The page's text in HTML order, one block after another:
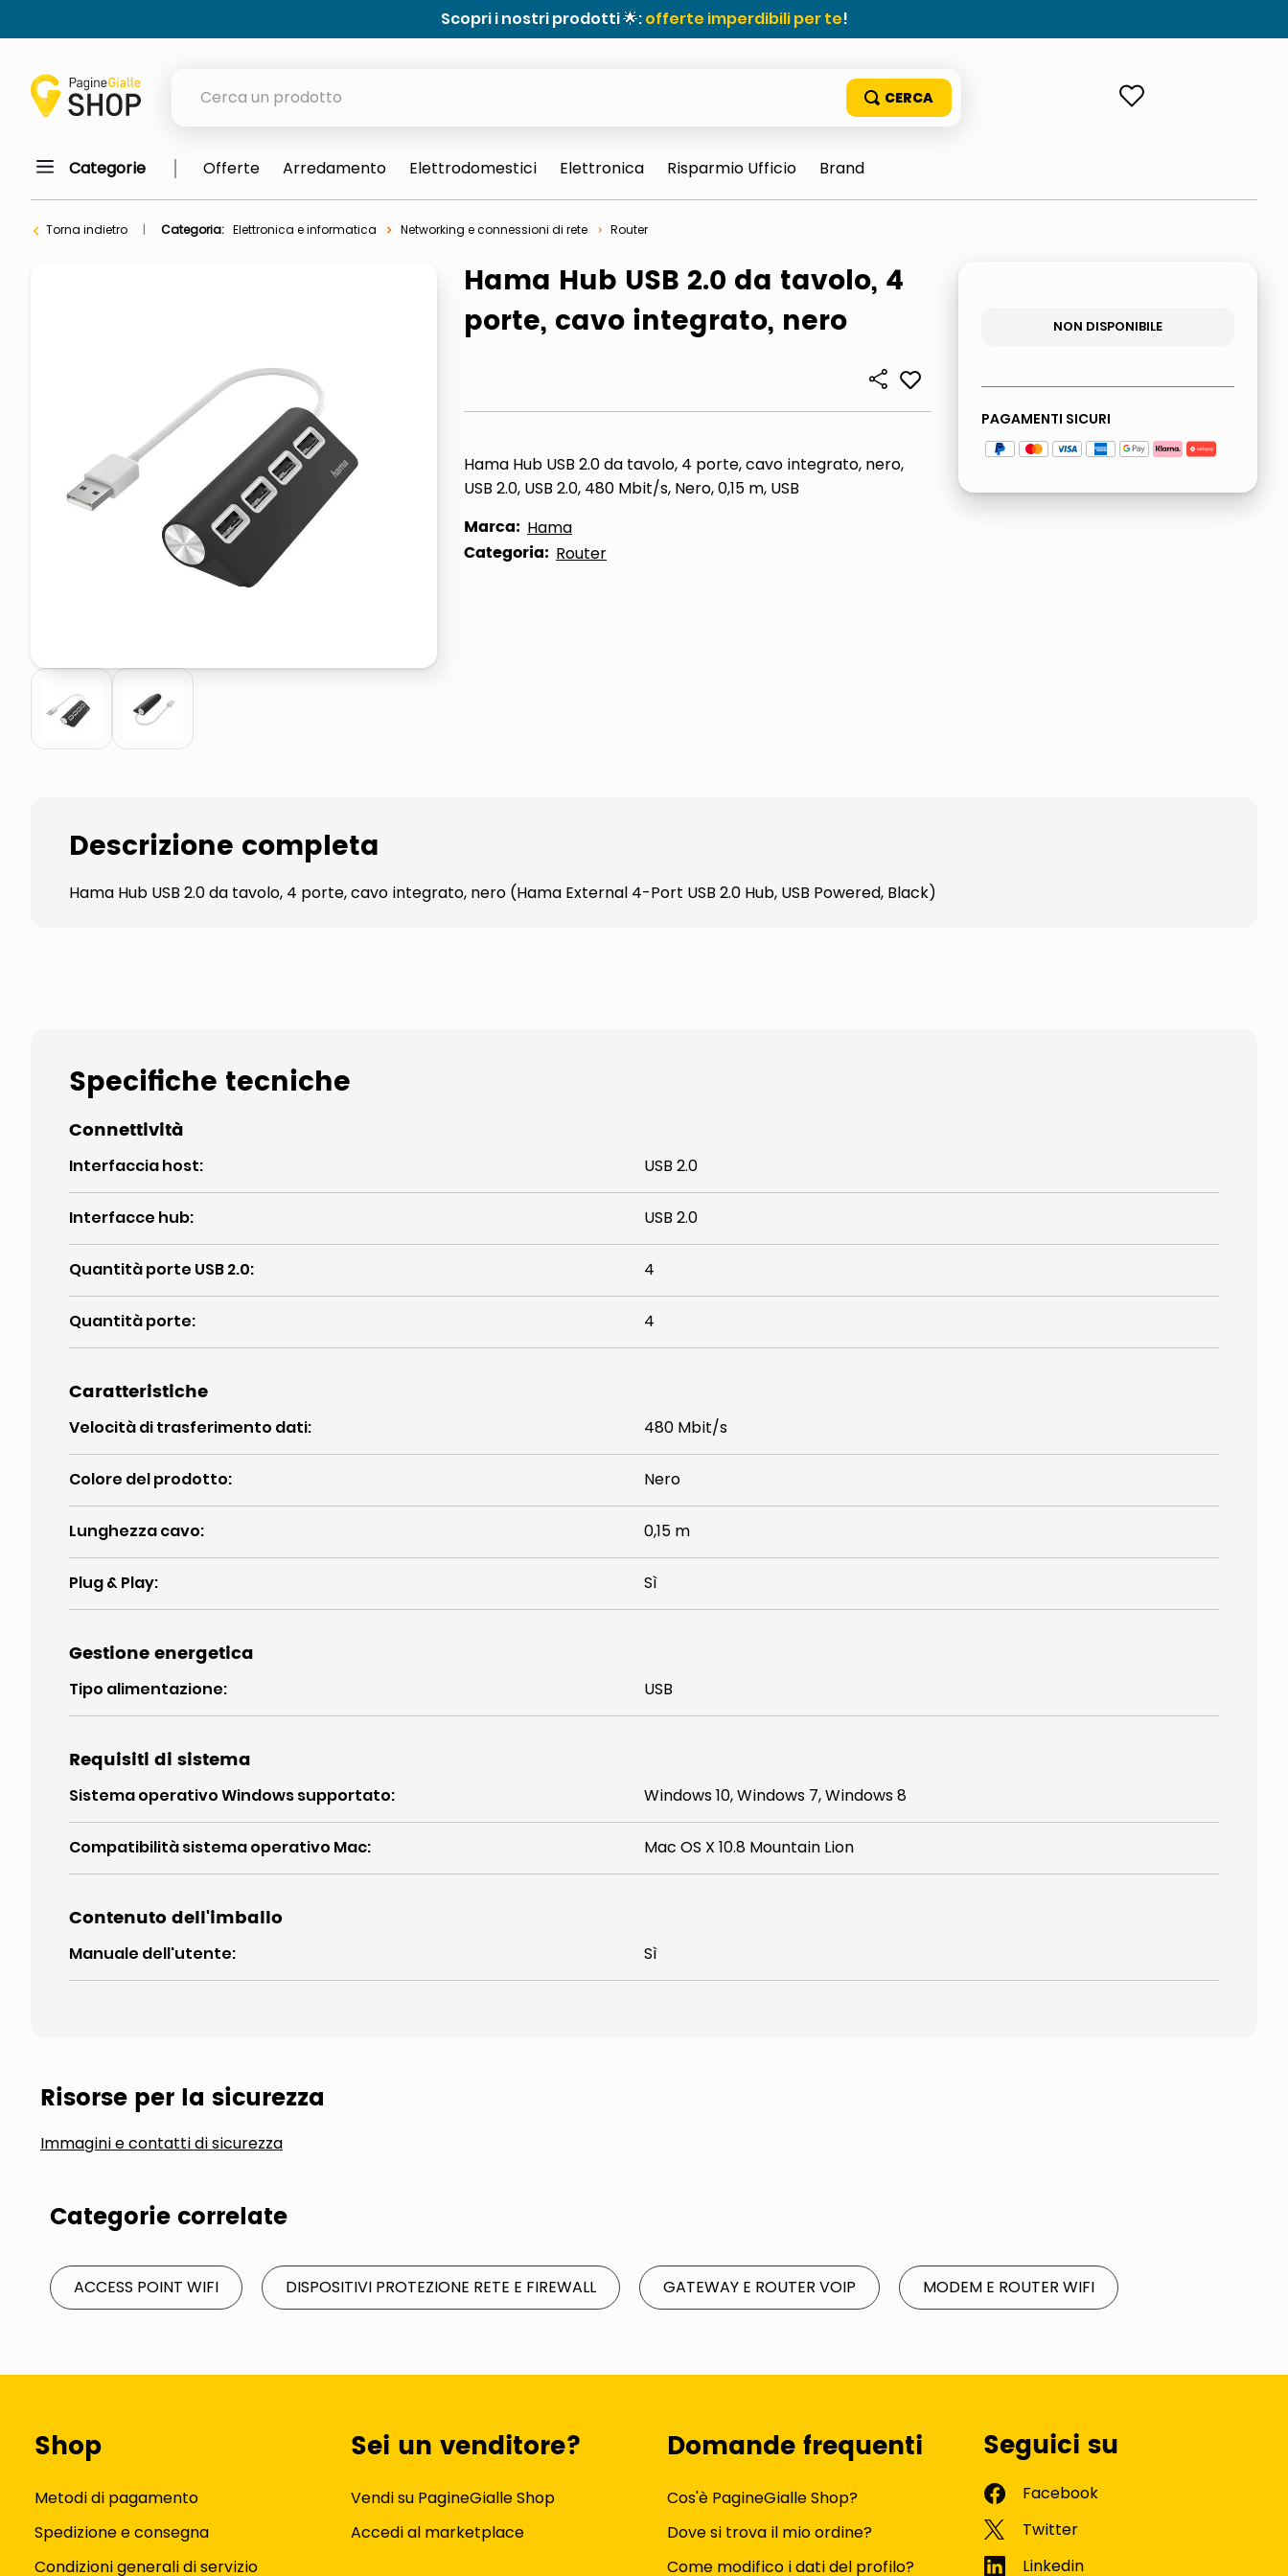
Scopri i nostri prodotti 🌟:offerte imperdibili per te!
orologio parete
italia independent occhiali sole 0703 thin rotondo sun
lucidatrice pavimenti
pattumiera raccolta differenziata
elenco telefonico
Categorie Offerte Arredamento Elettrodomestici Elettronica Risparmio Ufficio Brand
Torna indietro Categoria: Elettronica e informatica Networking e connessioni di rete Router
Hama Hub USB 2.0 da tavolo, 4
porte, cavo integrato, nero
Hama Hub USB 2.0 da tavolo, 4 porte, cavo integrato, nero,
USB 2.0, USB 2.0, 480 Mbit/s, Nero, 0,15 m, USB
Marca: Hama
Categoria: Router
NON DISPONIBILE
PAGAMENTI SICURI
Descrizione completa
Hama Hub USB 2.0 da tavolo, 4 porte, cavo integrato, nero (Hama External 4-Port USB 2.0 Hub, USB Powered, Black)
Specifiche tecniche
Connettività
Interfaccia host: USB 2.0
Interfacce hub: USB 2.0
Quantità porte USB 2.0: 4
Quantità porte: 4
Caratteristiche
Velocità di trasferimento dati: 480 Mbit/s
Colore del prodotto: Nero
Lunghezza cavo: 0,15 m
Plug & Play: Sì
Gestione energetica
Tipo alimentazione: USB
Requisiti di sistema
Sistema operativo Windows supportato: Windows 10, Windows 7, Windows 8
Compatibilità sistema operativo Mac: Mac OS X 10.8 Mountain Lion
Contenuto dell'imballo
Manuale dell'utente: Sì
Risorse per la sicurezza
Immagini e contatti di sicurezza
Categorie correlate
ACCESS POINT WIFI DISPOSITIVI PROTEZIONE RETE E FIREWALL GATEWAY E ROUTER VOIP MODEM E ROUTER WIFI
Shop
Metodi di pagamento
Spedizione e consegna
Condizioni generali di servizio
Sei un venditore?
Vendi su PagineGialle Shop
Accedi al marketplace
Domande frequenti
Cos'è PagineGialle Shop?
Dove si trova il mio ordine?
Come modifico i dati del profilo?
Seguici su